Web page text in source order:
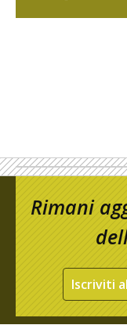
Rimani
Iscriviti